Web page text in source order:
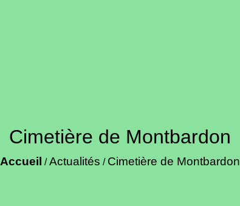
Cimetière de Montbardon
Accueil /Actualités / Cimetière de Montbardon